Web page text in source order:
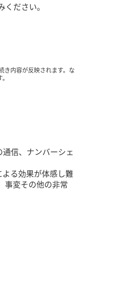
ださい。
き内容が反映されます。な
信、ナンバーシェ
る効果が体感し難
事変その他の非常